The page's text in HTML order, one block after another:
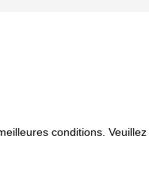
conditions.